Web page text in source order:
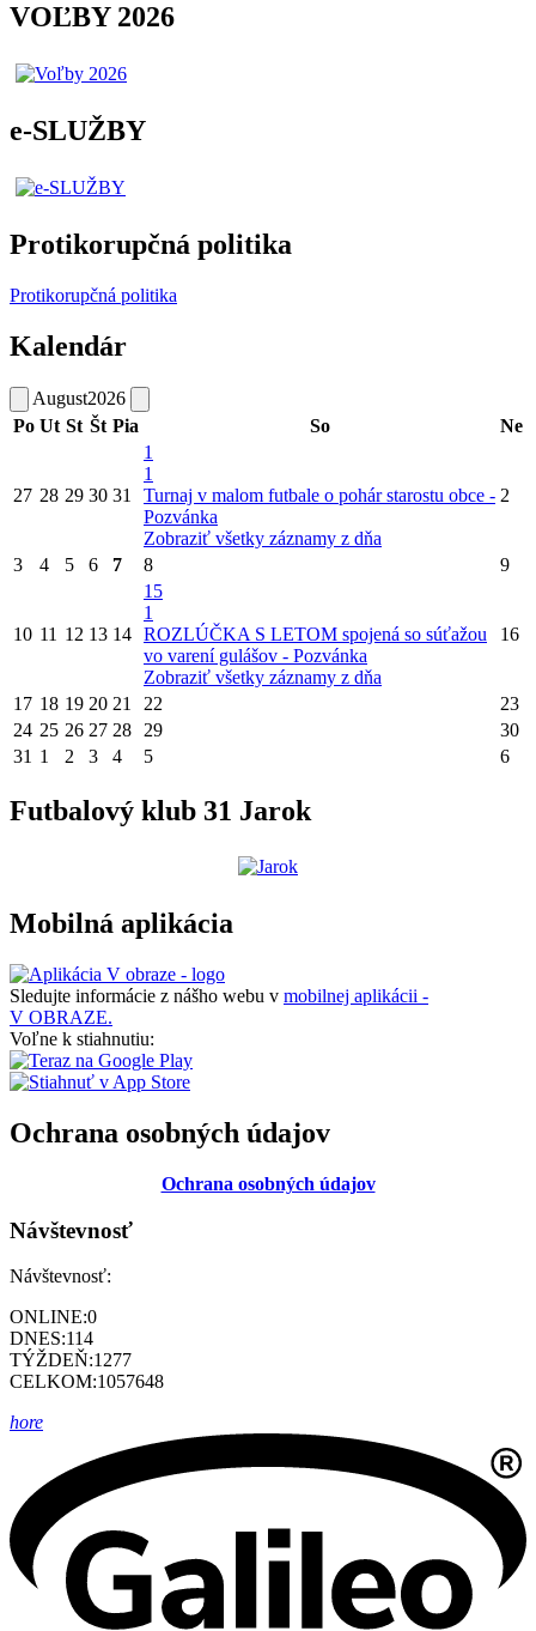
VOĽBY 2026
e-SLUŽBY
Protikorupčná politika
Protikorupčná politika
Kalendár
August2026
Po Ut St Št Pia So Ne
27 28 29 30 31
1
1
Turnaj v malom futbale o pohár starostu obce -
Pozvánka
Zobraziť všetky záznamy z dňa
2
3 4 5 6 7 8 9
10 11 12 13 14
15
1
ROZLÚČKA S LETOM spojená so súťažou
vo varení gulášov - Pozvánka
Zobraziť všetky záznamy z dňa
16
17 18 19 20 21 22
23
24 25 26 27 28 29
30
31 1 2 3 4 5 6
Futbalový klub 31 Jarok
Mobilná aplikácia
Sledujte informácie z nášho webu v mobilnej aplikácii -
V OBRAZE.
Voľne k stiahnutiu:
Ochrana osobných údajov
Ochrana osobných údajov
Návštevnosť
Návštevnosť:
ONLINE:0
DNES:114
TÝŽDEŇ:1277
CELKOM:1057648
hore